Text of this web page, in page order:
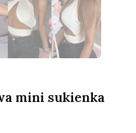
mini sukienka